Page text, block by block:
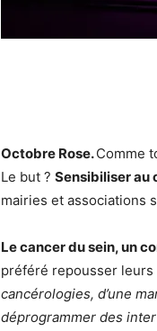
Octobre Rose.Comme
Le but ? Sensibiliser au
mairies et associations
Le cancer du sein, un
préféré repousser
cancérologies, d’une
déprogrammer des